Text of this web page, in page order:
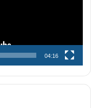
04:16